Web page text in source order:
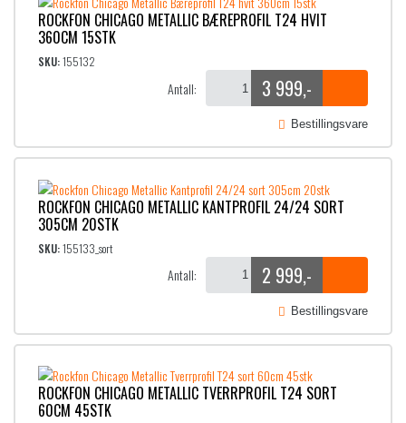
ROCKFON CHICAGO METALLIC BÆREPROFIL T24 HVIT
360CM 15STK
SKU:155132
Antall: 3 999,-
Bestillingsvare
ROCKFON CHICAGO METALLIC KANTPROFIL 24/24 SORT
305CM 20STK
SKU:155133_sort
Antall: 2 999,-
Bestillingsvare
ROCKFON CHICAGO METALLIC TVERRPROFIL T24 SORT
60CM 45STK